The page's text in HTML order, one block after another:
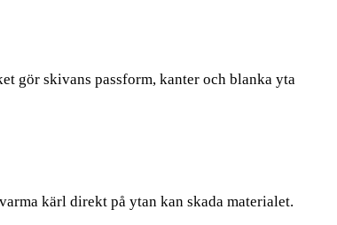
gör skivans passform, kanter och blanka yta
kärl direkt på ytan kan skada materialet.